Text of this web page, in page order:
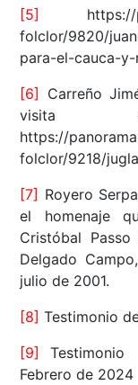
[5]
https://
folclor/9820/
para-el-cauca-
[6]
Carreño
visita
https://
folclor/9218/
[7] Royero
el homenaje
Cristóbal
Delgado
julio de 2001.
[8] Testimonio
[9]
Febrero de 2024